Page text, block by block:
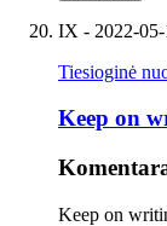
IX - 2022-
Tiesioginė
Keep on
Keep on